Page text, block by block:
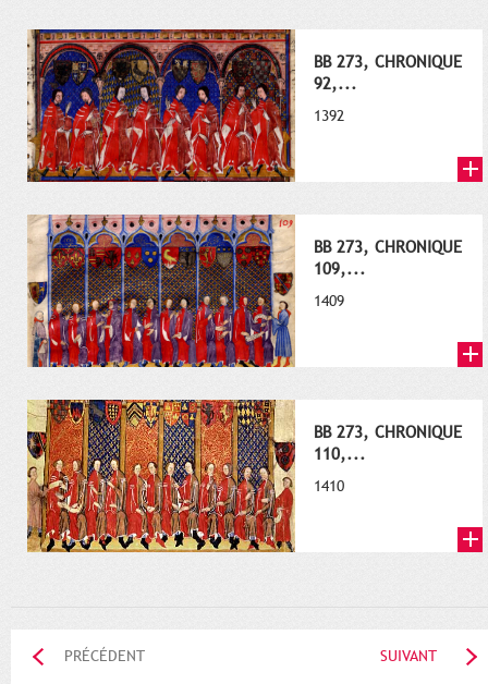
BB 273, CHRONIQUE
92,...
1392
BB 273, CHRONIQUE
109,...
1409
BB 273, CHRONIQUE
110,...
1410
PRÉCÉDENT SUIVANT